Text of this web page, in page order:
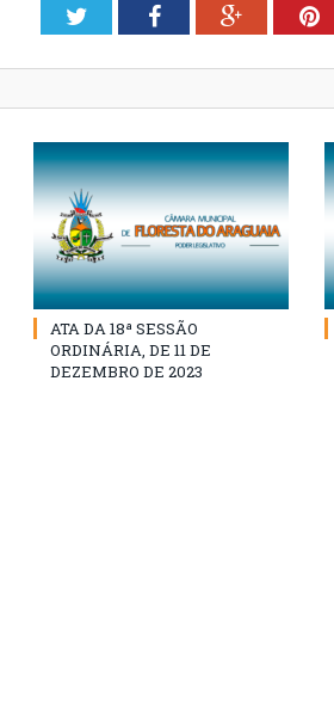
TwitterFacebookGoogle+
ATA DA 18ª SESSÃO
ORDINÁRIA, DE 11 DE
DEZEMBRO DE 2023